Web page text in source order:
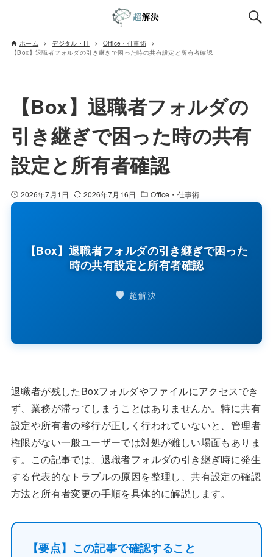
ホーム デジタル・IT
Office・仕事術
【Box】退職者フォルダの引き継ぎで困った時の共有設定と所有者確認
【Box】退職者フォルダの
引き継ぎで困った時の共有
設定と所有者確認
2026年7月1日 2026年7月16日 Office・仕事術
【Box】退職者フォルダの引き継ぎで困った
時の共有設定と所有者確認
🛡️ 超解決
退職者が残したBoxフォルダやファイルにアクセスでき
ず、業務が滞ってしまうことはありませんか。特に共有
設定や所有者の移行が正しく行われていないと、管理者
権限がない一般ユーザーでは対処が難しい場面もありま
す。この記事では、退職者フォルダの引き継ぎ時に発生
する代表的なトラブルの原因を整理し、共有設定の確認
方法と所有者変更の手順を具体的に解説します。
【要点】この記事で確認すること